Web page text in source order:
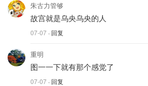
朱古力管够
故宫就是乌央乌央的人
07-07 · 回复
重明
图一一下就有那个感觉了
07-07 · 回复